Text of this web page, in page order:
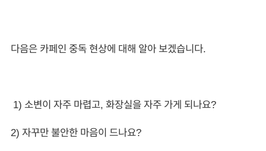
다음은 카페인 중독 현상에 대해 알아 보겠습니다.
1) 소변이 자주 마렵고, 화장실을 자주 가게 되나요?
2) 자꾸만 불안한 마음이 드나요?